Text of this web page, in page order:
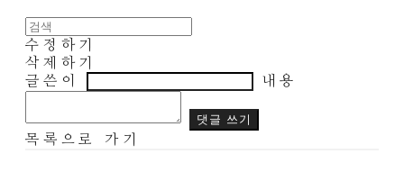
수정하기
삭제하기
글쓴이
내용
댓글 쓰기
목록으로 가기